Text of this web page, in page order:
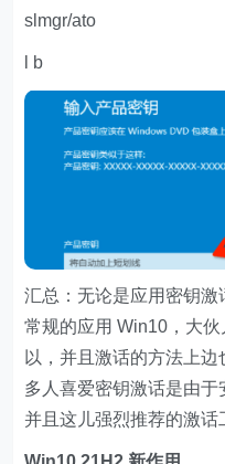
slmgr/ato
l b
汇总：无论是应用密钥
常规的应用 Win10，大
以，并且激话的方法上
多人喜爱密钥激话是由于
并且这儿强烈推荐的激话